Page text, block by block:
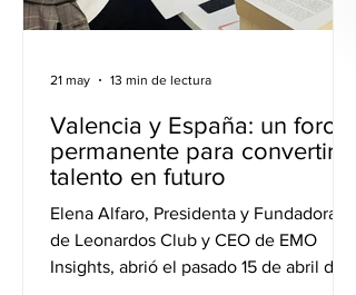
Valencia y España: un foro
permanente para convertir
talento en futuro
Elena Alfaro, Presidenta y Fundadora
de Leonardos Club y CEO de EMO
Insights, abrió el pasado 15 de abril de
21 may 13 min de lectura